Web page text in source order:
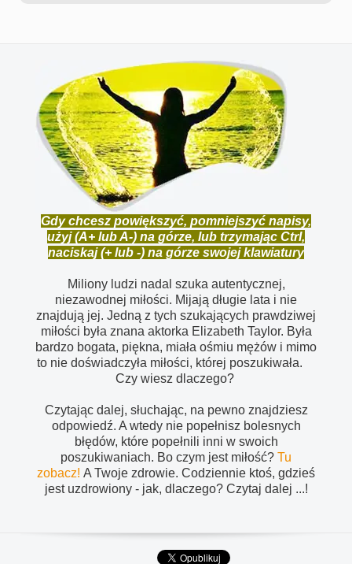
Gdy chcesz powiększyć, pomniejszyć napisy,
użyj (A+ lub A-) na górze, lub trzymając Ctrl,
naciskaj (+ lub -) na górze swojej klawiatury
Miliony ludzi nadal szuka autentycznej,
niezawodnej miłości. Mijają długie lata i nie
znajdują jej. Jedną z tych szukających prawdziwej
miłości była znana aktorka Elizabeth Taylor. Była
bardzo bogata, piękna, miała ośmiu mężów i mimo
to nie doświadczyła miłości, której poszukiwała.
Czy wiesz dlaczego?
Czytając dalej, słuchając, na pewno znajdziesz
odpowiedź. A wtedy nie popełnisz bolesnych
błędów, które popełnili inni w swoich
poszukiwaniach. Bo czym jest miłość? Tu
zobacz! A Twoje zdrowie. Codziennie ktoś, gdzieś
jest uzdrowiony - jak, dlaczego? Czytaj dalej ...!